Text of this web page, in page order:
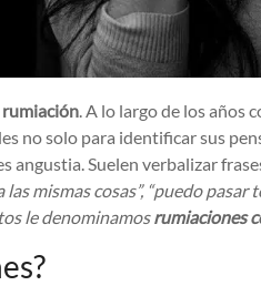
. A lo largo de los años
no solo para identificar sus
angustia. Suelen verbalizar
mismas cosas”, “puedo
le denominamosrumiaciones